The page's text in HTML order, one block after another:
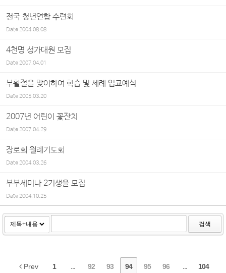
전국 청년연합 수련회
Date2004.08.08
4천명 성가대원 모집
Date2007.04.01
부활절을 맞이하여 학습 및 세례 입교예식
Date2005.03.20
2007년 어린이 꽃잔치
Date2007.04.29
장로회 월례기도회
Date2004.03.26
부부세미나 2기생을 모집
Date2004.10.25
검색
Prev 1 ... 92 93 94 95 96 ... 104